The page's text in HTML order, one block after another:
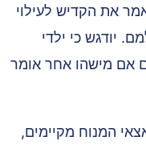
את הקדיש לעילוי
יודגש כי ילדי
אם מישהו אחר אומר
המנוח מקיימים,